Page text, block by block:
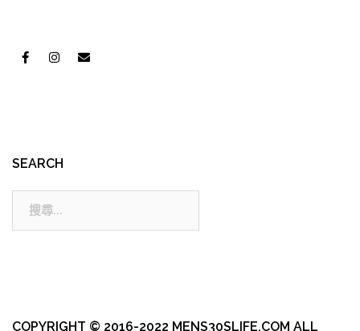
SEARCH
COPYRIGHT © 2016-2022 MENS30SLIFE.COM ALL